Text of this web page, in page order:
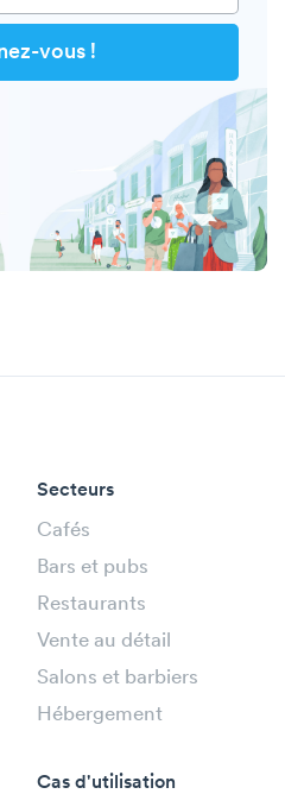
Secteurs
Cafés
Bars et pubs
Restaurants
Vente au détail
Salons et barbiers
Hébergement
Cas d'utilisation